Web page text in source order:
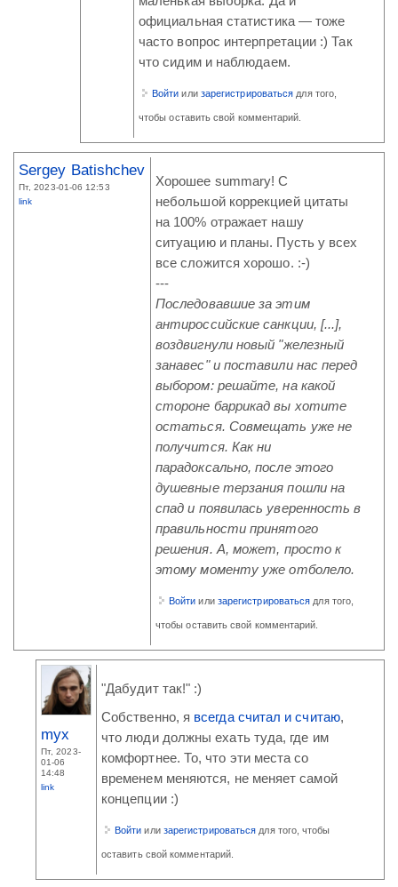
официальная статистика — тоже
часто вопрос интерпретации :) Так
что сидим и наблюдаем.
Войти или зарегистрироваться для того,
чтобы оставить свой комментарий.
Sergey Batishchev
Пт, 2023-01-06 12:53
link
Хорошее summary! С
небольшой коррекцией цитаты
на 100% отражает нашу
ситуацию и планы. Пусть у всех
все сложится хорошо. :-)
---
Последовавшие за этим
антироссийские санкции, [...],
воздвигнули новый "железный
занавес" и поставили нас перед
выбором: решайте, на какой
стороне баррикад вы хотите
остаться. Совмещать уже не
получится. Как ни
парадоксально, после этого
душевные терзания пошли на
спад и появилась уверенность в
правильности принятого
решения. А, может, просто к
этому моменту уже отболело.
Войти или зарегистрироваться для того,
чтобы оставить свой комментарий.
myx
Пт, 2023-
01-06
14:48
link
"Дабудит так!" :)
Собственно, я всегда считал и считаю,
что люди должны ехать туда, где им
комфортнее. То, что эти места со
временем меняются, не меняет самой
концепции :)
Войти или зарегистрироваться для того, чтобы
оставить свой комментарий.